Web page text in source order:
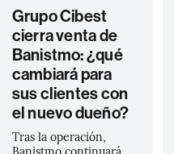
Grupo Cibest
cierra venta de
Banistmo: ¿qué
cambiará para
sus clientes con
el nuevo dueño?
Tras la operación,
Banistmo continuará